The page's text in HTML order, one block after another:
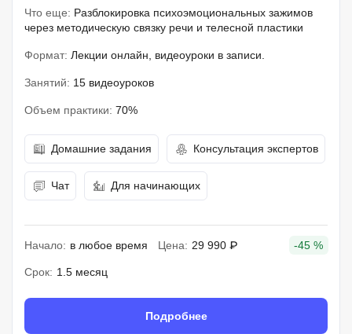
Что еще: Разблокировка психоэмоциональных зажимов
через методическую связку речи и телесной пластики
Формат: Лекции онлайн, видеоуроки в записи.
Занятий: 15 видеоуроков
Объем практики: 70%
Домашние задания Консультация экспертов
Чат Для начинающих
Начало: в любое время Цена: 29 990 ₽ -45 %
Срок: 1.5 месяц
Подробнее